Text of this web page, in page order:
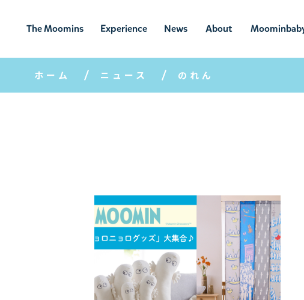
The Moomins
ムーミンの
世界
Experience
ムーミンの世
界を楽しむ
News
ニュ
ース
About
ムーミン
について
ムーミンベ
ホーム ニュース のれん